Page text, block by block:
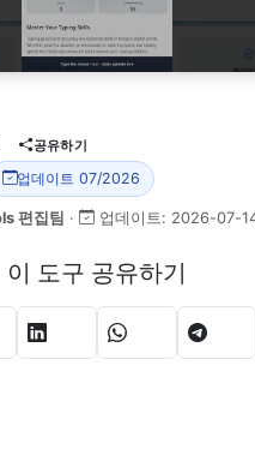
공유하기
업데이트 07/2026
편집팀 · 업데이트: 2026-07-
이 도구 공유하기